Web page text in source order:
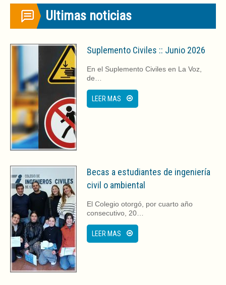
Ultimas noticias
Suplemento Civiles :: Junio 2026
En el Suplemento Civiles en La Voz,
de…
LEER MAS
Becas a estudiantes de ingeniería
civil o ambiental
El Colegio otorgó, por cuarto año
consecutivo, 20…
LEER MAS